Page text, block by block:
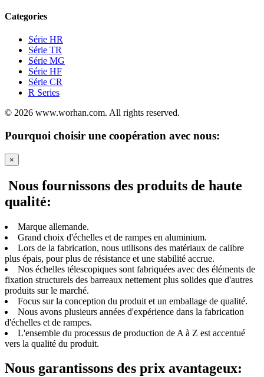
Categories
Série HR
Série TR
Série MG
Série HF
Série CR
R Series
© 2026 www.worhan.com. All rights reserved.
Pourquoi choisir une coopération avec nous:
×
Nous fournissons des produits de haute
qualité:
Marque allemande.
Grand choix d'échelles et de rampes en aluminium.
Lors de la fabrication, nous utilisons des matériaux de calibre
plus épais, pour plus de résistance et une stabilité accrue.
Nos échelles télescopiques sont fabriquées avec des éléments de
fixation structurels des barreaux nettement plus solides que d'autres
produits sur le marché.
Focus sur la conception du produit et un emballage de qualité.
Nous avons plusieurs années d'expérience dans la fabrication
d'échelles et de rampes.
L'ensemble du processus de production de A à Z est accentué
vers la qualité du produit.
Nous garantissons des prix avantageux: